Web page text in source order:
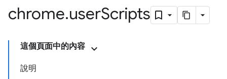
chrome.userScripts
這個頁面中的內容
說明